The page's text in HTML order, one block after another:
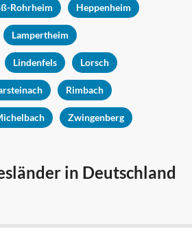
Rohrheim Heppenheim
Lampertheim
Lindenfels Lorsch
Rimbach
Zwingenberg
in Deutschland